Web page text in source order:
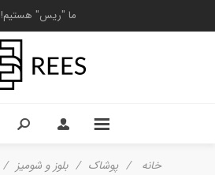
ما "ریس" هستیم!
خانه / پوشاک / بلوز و شومیز /